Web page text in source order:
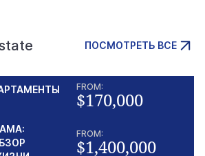
ПОСМОТРЕТЬ ВСЕ
FROM:
$170,000
FROM:
$1,400,000